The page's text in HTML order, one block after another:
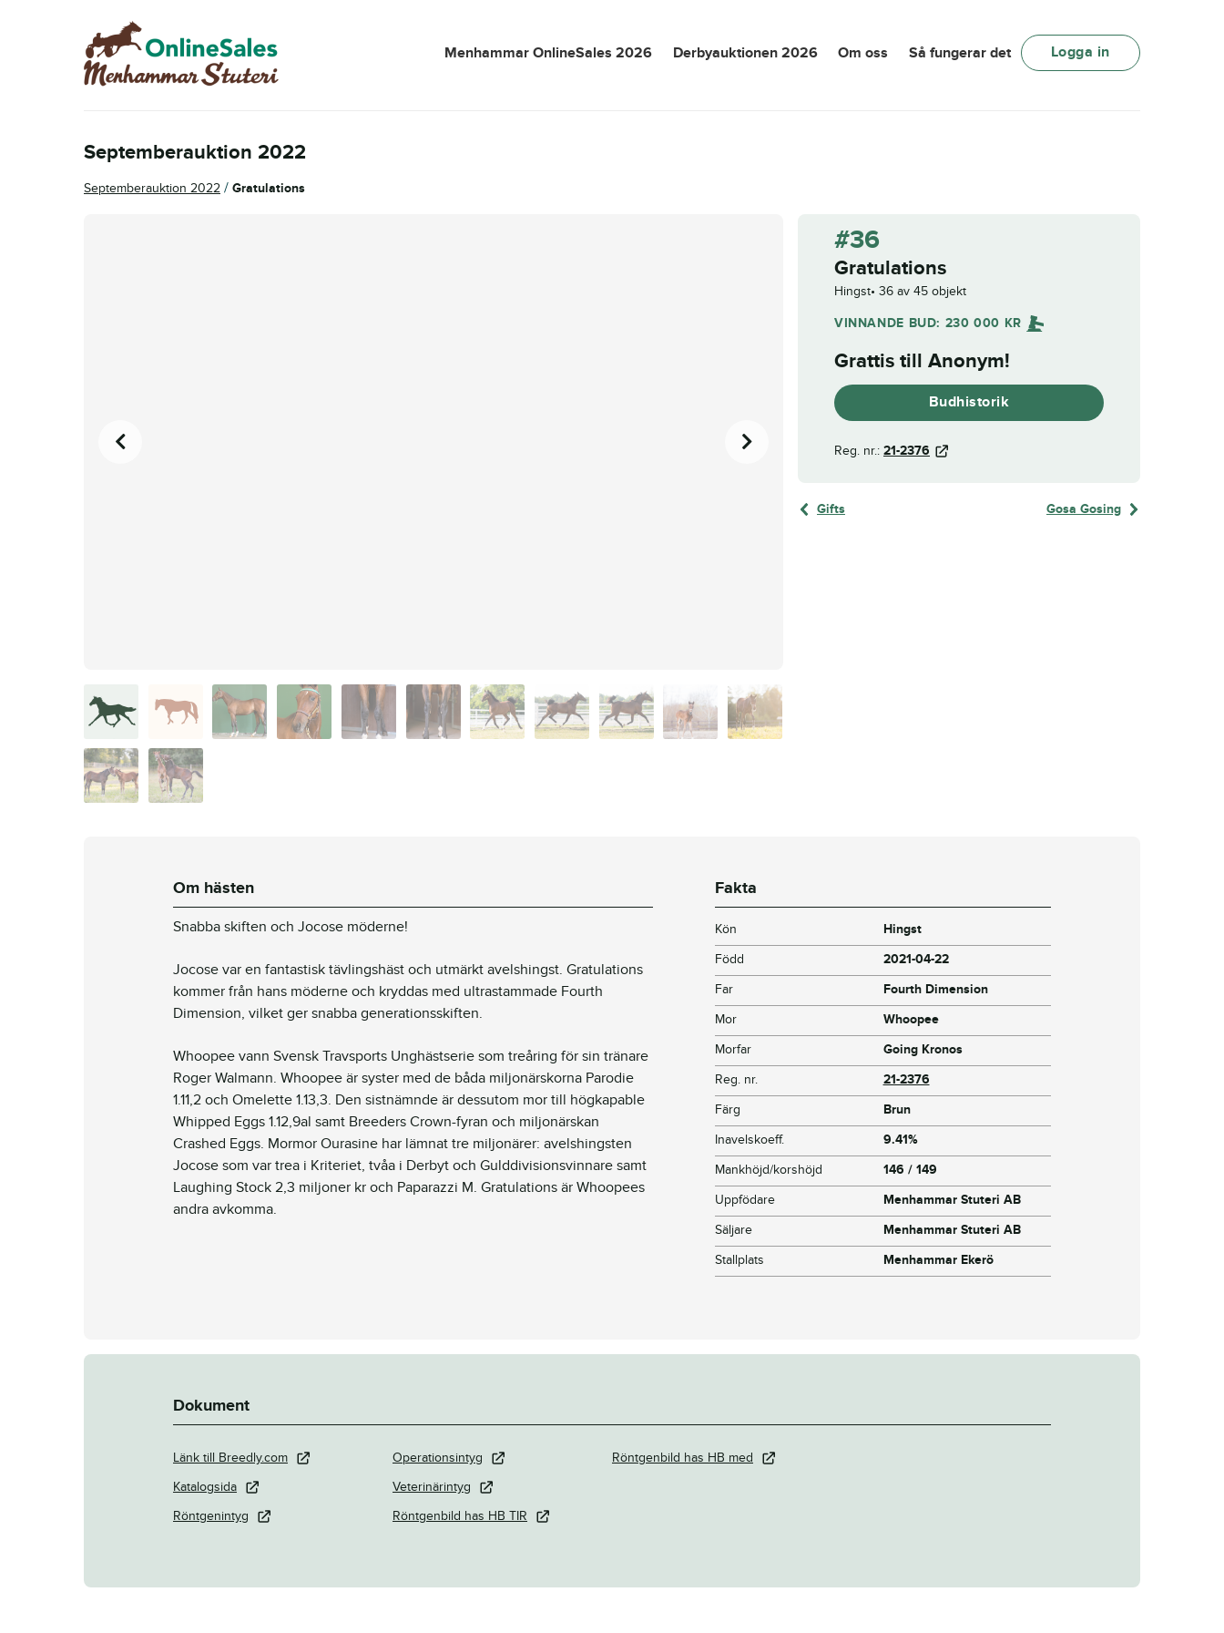
Hoppa
till
navigering
Hoppa
till
innehåll
Menhammar OnlineSales 2026 Derbyauktionen 2026 Om oss Så fungerar det Logga in
Septemberauktion 2022
Septemberauktion 2022 / Gratulations
#36
Gratulations
Hingst 36 av 45 objekt
VINNANDE BUD: 230 000 KR
Grattis till Anonym!
Budhistorik
Reg. nr.: 21-2376
Gifts Gosa Gosing
Om hästen
Snabba skiften och Jocose möderne!
Jocose var en fantastisk tävlingshäst och utmärkt avelshingst. Gratulations
kommer från hans möderne och kryddas med ultrastammade Fourth
Dimension, vilket ger snabba generationsskiften.
Whoopee vann Svensk Travsports Unghästserie som treåring för sin tränare
Roger Walmann. Whoopee är syster med de båda miljonärskorna Parodie
1.11,2 och Omelette 1.13,3. Den sistnämnde är dessutom mor till högkapable
Whipped Eggs 1.12,9al samt Breeders Crown-fyran och miljonärskan
Crashed Eggs. Mormor Ourasine har lämnat tre miljonärer: avelshingsten
Jocose som var trea i Kriteriet, tvåa i Derbyt och Gulddivisionsvinnare samt
Laughing Stock 2,3 miljoner kr och Paparazzi M. Gratulations är Whoopees
andra avkomma.
Fakta
Kön
Hingst
Född
2021-04-22
Far
Fourth Dimension
Mor
Whoopee
Morfar
Going Kronos
Reg. nr.
21-2376
Färg
Brun
Inavelskoeff.
9.41%
Mankhöjd/korshöjd
146 / 149
Uppfödare
Menhammar Stuteri AB
Säljare
Menhammar Stuteri AB
Stallplats
Menhammar Ekerö
Dokument
Länk till Breedly.com
Katalogsida
Röntgenintyg
Operationsintyg
Veterinärintyg
Röntgenbild has HB TIR
Röntgenbild has HB med